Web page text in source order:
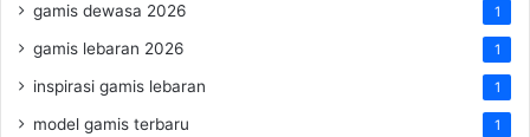
gamis dewasa 2026 1
gamis lebaran 2026 1
inspirasi gamis lebaran 1
model gamis terbaru 1